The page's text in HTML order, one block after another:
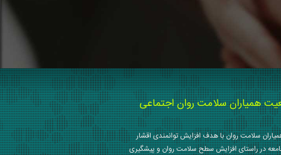
همیاران سلامت روان اجتماعی
سلامت روان با هدف افزایش توانمندی اقشار
در راستای افزایش سطح سلامت روان و پیشگیری